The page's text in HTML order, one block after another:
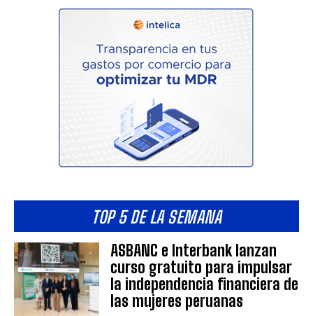
TOP 5 DE LA SEMANA
ASBANC e Interbank lanzan
curso gratuito para impulsar
la independencia financiera de
las mujeres peruanas